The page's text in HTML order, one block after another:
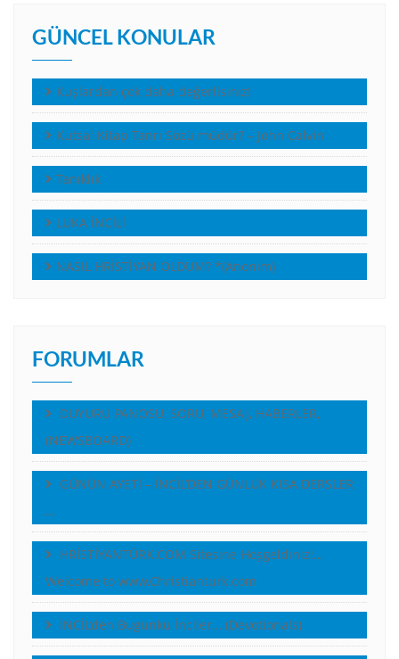
GÜNCEL KONULAR
Kuşlardan çok daha değerlisiniz!
Kutsal Kitap Tanrı Sözü müdür? – John Calvin
Tanıklık
LUKA İNCİLİ
NASIL HRİSTİYAN OLDUM? *(Anonim)
FORUMLAR
DUYURU PANOSU, SORU, MESAJ, HABERLER,
(NEWSBOARD)
GÜNÜN AYETİ – İNCİL’DEN GÜNLÜK KISA DERSLER
…
HRİSTİYANTÜRK.COM Sitesine Hoşgeldiniz!…
Welcome to www.Christianturk.com
İNCİL’den Bugünkü İnciler… (Devotionals)